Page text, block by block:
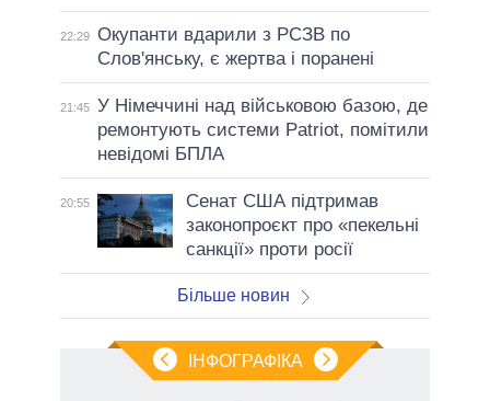
22:29 Окупанти вдарили з РСЗВ по
Слов'янську, є жертва і поранені
21:45 У Німеччині над військовою базою, де
ремонтують системи Patriot, помітили
невідомі БПЛА
20:55
Сенат США підтримав
законопроєкт про «пекельні
санкції» проти росії
Більше новин
ІНФОГРАФІКА